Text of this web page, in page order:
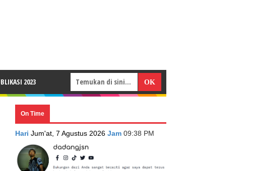
2023
On Time
Hari Jum'at, 7 Agustus 2026 Jam 09:38 PM